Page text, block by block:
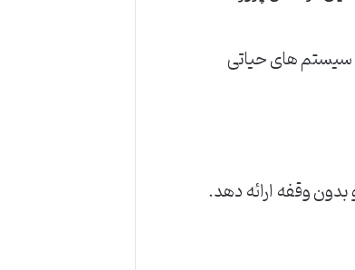
سیستم های حیاتی
بدون وقفه ارائه دهد.